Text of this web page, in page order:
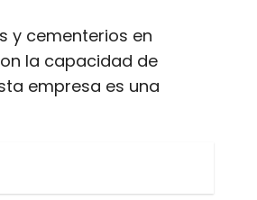
y cementerios en
la capacidad de
empresa es una